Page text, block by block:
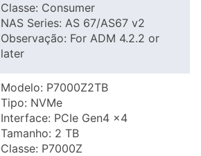
Classe: Consumer
NAS Series: AS 67/AS67 v2
Observação: For ADM 4.2.2 or
later
Modelo: P7000Z2TB
Tipo: NVMe
Interface: PCIe Gen4 x4
Tamanho: 2 TB
Classe: P7000Z